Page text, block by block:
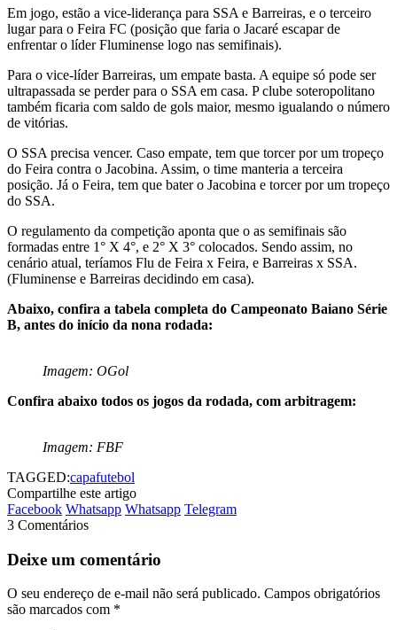
Em jogo, estão a vice-liderança para SSA e Barreiras, e o terceiro
lugar para o Feira FC (posição que faria o Jacaré escapar de
enfrentar o líder Fluminense logo nas semifinais).
Para o vice-líder Barreiras, um empate basta. A equipe só pode ser
ultrapassada se perder para o SSA em casa. P clube soteropolitano
também ficaria com saldo de gols maior, mesmo igualando o número
de vitórias.
O SSA precisa vencer. Caso empate, tem que torcer por um tropeço
do Feira contra o Jacobina. Assim, o time manteria a terceira
posição. Já o Feira, tem que bater o Jacobina e torcer por um tropeço
do SSA.
O regulamento da competição aponta que o as semifinais são
formadas entre 1° X 4°, e 2° X 3° colocados. Sendo assim, no
cenário atual, teríamos Flu de Feira x Feira, e Barreiras x SSA.
(Fluminense e Barreiras decidindo em casa).
Abaixo, confira a tabela completa do Campeonato Baiano Série
B, antes do início da nona rodada:
Imagem: OGol
Confira abaixo todos os jogos da rodada, com arbitragem:
Imagem: FBF
TAGGED:capafutebol
Compartilhe este artigo
Facebook Whatsapp Whatsapp Telegram
3 Comentários
Deixe um comentário
O seu endereço de e-mail não será publicado. Campos obrigatórios
são marcados com *